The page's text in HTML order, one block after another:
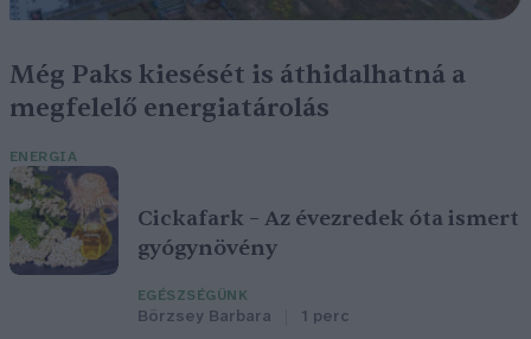
Még Paks kiesését is áthidalhatná a
megfelelő energiatárolás
ENERGIA
Cickafark – Az évezredek óta ismert
gyógynövény
EGÉSZSÉGÜNK
Börzsey Barbara 1 perc